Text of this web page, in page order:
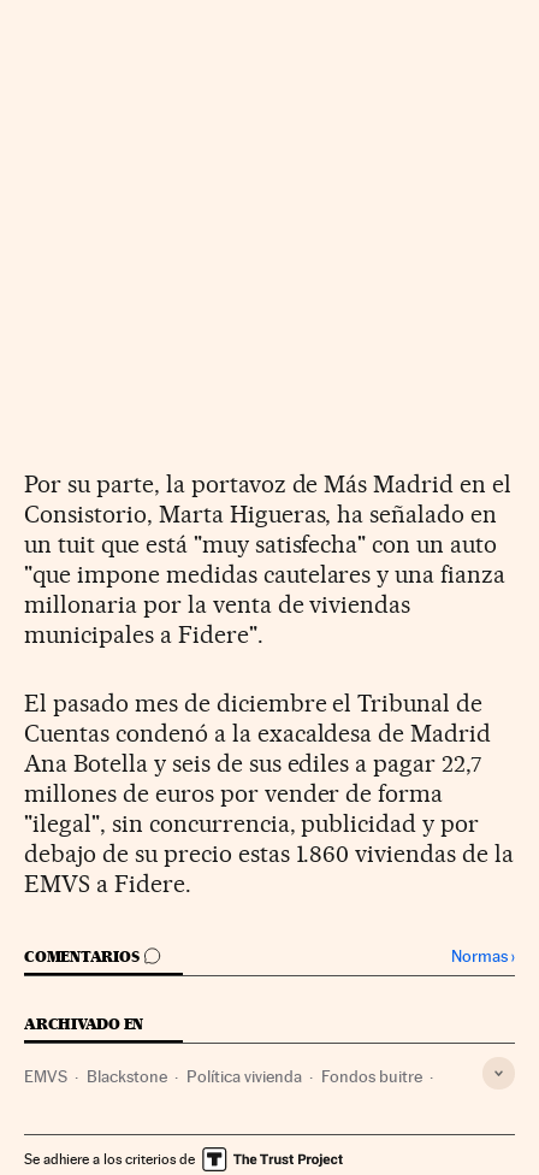
Por su parte, la portavoz de Más Madrid en el
Consistorio, Marta Higueras, ha señalado en
un tuit que está "muy satisfecha" con un auto
"que impone medidas cautelares y una fianza
millonaria por la venta de viviendas
municipales a Fidere".
El pasado mes de diciembre el Tribunal de
Cuentas condenó a la exacaldesa de Madrid
Ana Botella y seis de sus ediles a pagar 22,7
millones de euros por vender de forma
"ilegal", sin concurrencia, publicidad y por
debajo de su precio estas 1.860 viviendas de la
EMVS a Fidere.
COMENTARIOS
IR A LOS COMENTARIOS Normas›
ARCHIVADO EN
EMVS Blackstone Política vivienda Fondos buitre
Vivienda Mercados financieros Créditos
Se adhiere a los criterios de